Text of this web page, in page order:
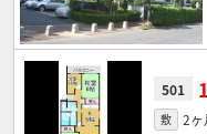
501
敷 2ヶ